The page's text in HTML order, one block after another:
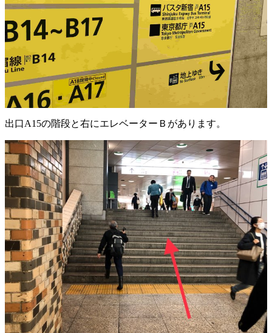
出口A15の階段と右にエレベーターＢがあります。